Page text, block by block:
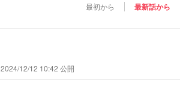
最初から 最新話から
2024/12/12 10:42 公開